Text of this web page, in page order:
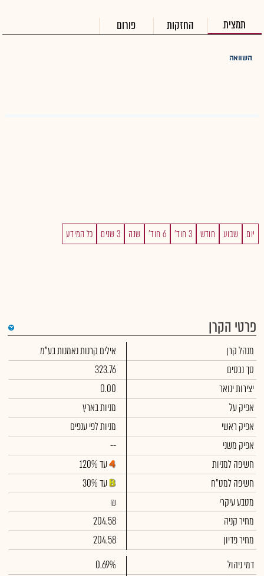
תמצית החזקות פורום
השוואה
יום שבוע חודש 3 חוד' 6 חוד' שנה 3 שנים כל המידע
פרטי הקרן
מנהל קרן
אילים קרנות נאמנות בע"מ
סך נכסים
323.76
יצירות ינואר
0.00
אפיק על
מניות בארץ
אפיק ראשי
מניות לפי ענפים
אפיק משני
--
חשיפה למניות
עד 120%
חשיפה למט"ח
עד 30%
מטבע עיקרי
₪
מחיר קניה
204.58
מחיר פדיון
204.58
דמי ניהול
0.69%